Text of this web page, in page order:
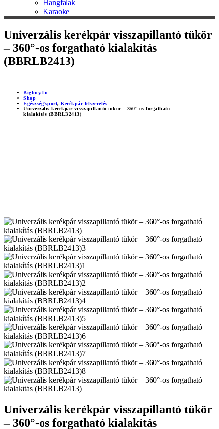
Hangfalak
Karaoke
Univerzális kerékpár visszapillantó tükör
– 360°-os forgatható kialakítás
(BBRLB2413)
Bigbuy.hu
Shop
Egészség/sport, Kerékpár felszerelés
Univerzális kerékpár visszapillantó tükör – 360°-os forgatható
kialakítás (BBRLB2413)
Univerzális kerékpár visszapillantó tükör
– 360°-os forgatható kialakítás